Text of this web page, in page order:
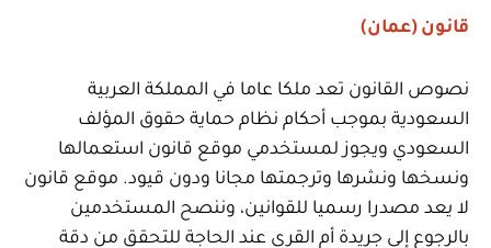
قانون (عمان)
نصوص القانون تعد ملكا عاما في المملكة العربية
السعودية بموجب أحكام نظام حماية حقوق المؤلف
السعودي ويجوز لمستخدمي موقع قانون استعمالها
ونسخها ونشرها وترجمتها مجانا ودون قيود. موقع قانون
لا يعد مصدرا رسميا للقوانين، وننصح المستخدمين
بالرجوع إلى جريدة أم القرى عند الحاجة للتحقق من دقة